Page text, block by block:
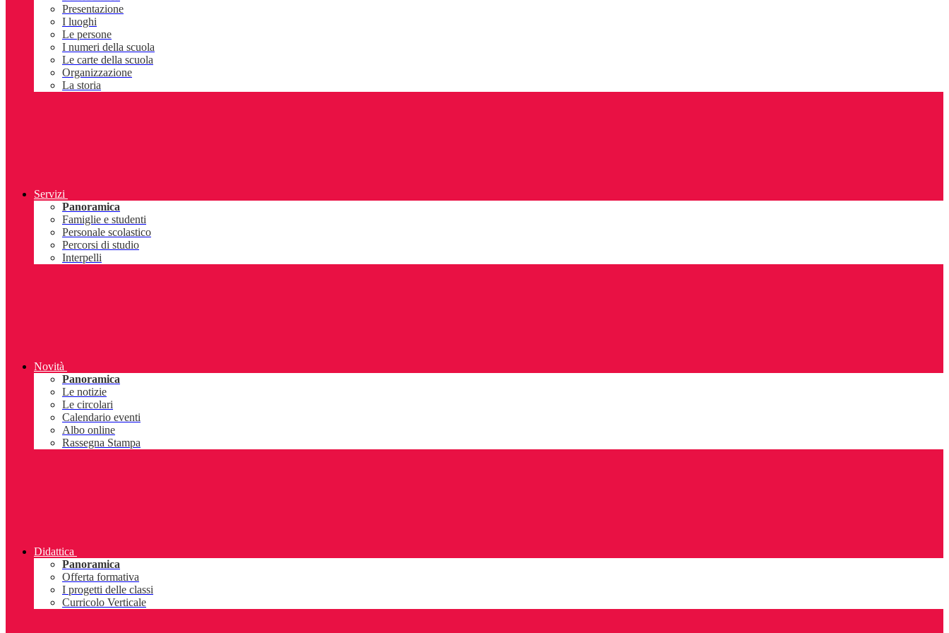
Presentazione
I luoghi
Le persone
I numeri della scuola
Le carte della scuola
Organizzazione
La storia
Servizi
Panoramica
Famiglie e studenti
Personale scolastico
Percorsi di studio
Interpelli
Novità
Panoramica
Le notizie
Le circolari
Calendario eventi
Albo online
Rassegna Stampa
Didattica
Panoramica
Offerta formativa
I progetti delle classi
Curricolo Verticale